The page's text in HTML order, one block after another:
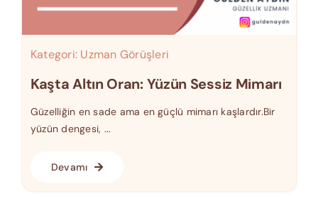
Kategori: Uzman Görüşleri
Kaşta Altın Oran: Yüzün Sessiz Mimarı
Güzelliğin en sade ama en güçlü mimarı kaşlardır.Bir
yüzün dengesi, ...
Devamı